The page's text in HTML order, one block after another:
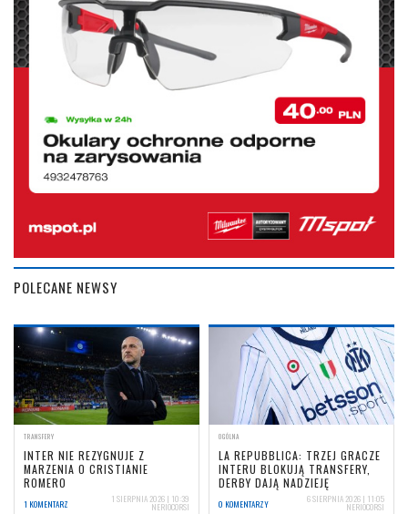
POLECANE NEWSY
TRANSFERY
INTER NIE REZYGNUJE Z
MARZENIA O CRISTIANIE
ROMERO
1 KOMENTARZ 1 SIERPNIA 2026 | 10:39
NERIOCORSI
OGÓLNA
LA REPUBBLICA: TRZEJ GRACZE
INTERU BLOKUJĄ TRANSFERY,
DERBY DAJĄ NADZIEJĘ
0 KOMENTARZY 6 SIERPNIA 2026 | 11:05
NERIOCORSI